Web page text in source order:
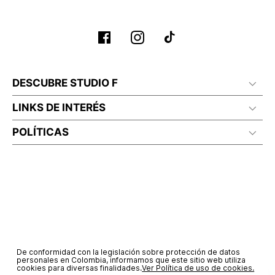
DESCUBRE STUDIO F
LINKS DE INTERÉS
POLÍTICAS
De conformidad con la legislación sobre protección de datos
personales en Colombia, informamos que este sitio web utiliza
cookies para diversas finalidades.Ver Política de uso de cookies.